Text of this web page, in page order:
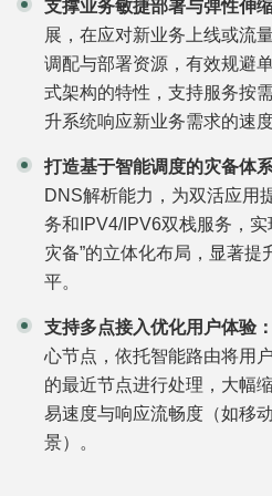
支撑业务敏捷部署与弹性伸缩
展，在应对新业务上线或流
调配与部署资源，有效规避
式架构的特性，支持服务按
升系统响应新业务需求的速
打造基于智能调度的灾备体系
DNS解析能力，为双活应用
务和IPV4/IPV6双栈服务，
灾备”的立体化布局，显著
平。
支持多点接入优化用户体验：
心节点，依托智能路由将用
的最近节点进行处理，大幅
易速度与响应流畅度（如移
景）。